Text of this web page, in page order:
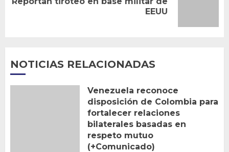
Siguiente
EEUU
NOTICIAS RELACIONADAS
Venezuela reconoce
disposición de Colombia para
fortalecer relaciones
bilaterales basadas en
respeto mutuo
(+Comunicado)